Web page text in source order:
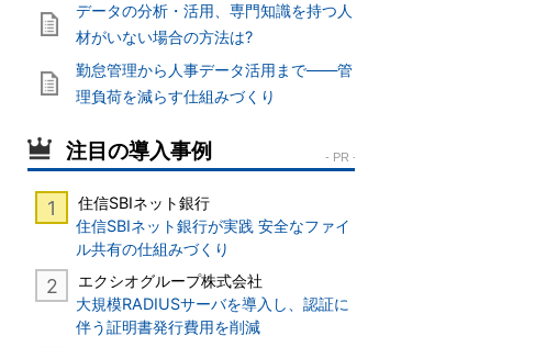
データの分析・活用、専門知識を持つ人
材がいない場合の方法は?
勤怠管理から人事データ活用まで――管
理負荷を減らす仕組みづくり